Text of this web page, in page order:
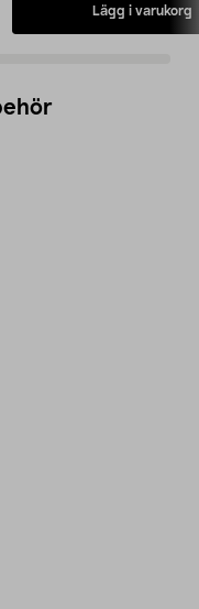
Lägg i varukorg